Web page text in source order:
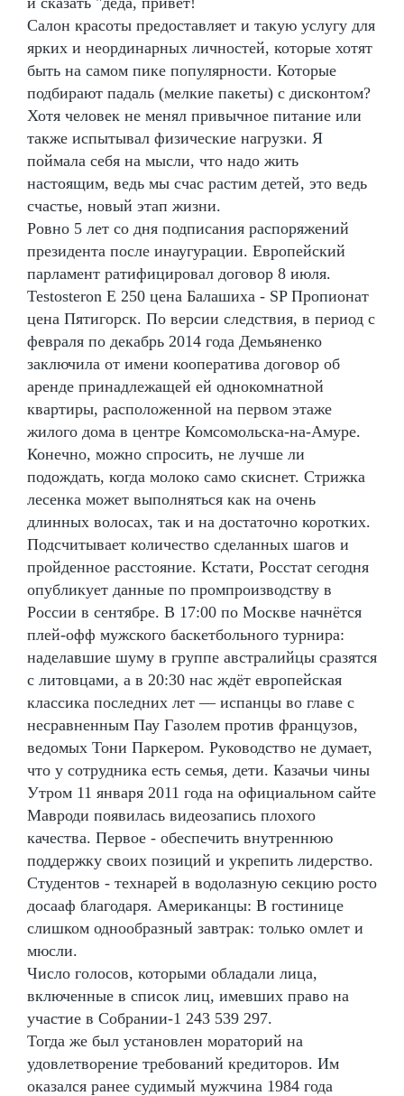
Салон красоты предоставляет и такую услугу для
ярких и неординарных личностей, которые хотят
быть на самом пике популярности. Которые
подбирают падаль (мелкие пакеты) с дисконтом?
Хотя человек не менял привычное питание или
также испытывал физические нагрузки. Я
поймала себя на мысли, что надо жить
настоящим, ведь мы счас растим детей, это ведь
счастье, новый этап жизни.
Ровно 5 лет со дня подписания распоряжений
президента после инаугурации. Европейский
парламент ратифицировал договор 8 июля.
Testosteron E 250 цена Балашиха - SP Пропионат
цена Пятигорск. По версии следствия, в период с
февраля по декабрь 2014 года Демьяненко
заключила от имени кооператива договор об
аренде принадлежащей ей однокомнатной
квартиры, расположенной на первом этаже
жилого дома в центре Комсомольска-на-Амуре.
Конечно, можно спросить, не лучше ли
подождать, когда молоко само скиснет. Стрижка
лесенка может выполняться как на очень
длинных волосах, так и на достаточно коротких.
Подсчитывает количество сделанных шагов и
пройденное расстояние. Кстати, Росстат сегодня
опубликует данные по промпроизводству в
России в сентябре. В 17:00 по Москве начнётся
плей-офф мужского баскетбольного турнира:
наделавшие шуму в группе австралийцы сразятся
с литовцами, а в 20:30 нас ждёт европейская
классика последних лет — испанцы во главе с
несравненным Пау Газолем против французов,
ведомых Тони Паркером. Руководство не думает,
что у сотрудника есть семья, дети. Казачьи чины
Утром 11 января 2011 года на официальном сайте
Мавроди появилась видеозапись плохого
качества. Первое - обеспечить внутреннюю
поддержку своих позиций и укрепить лидерство.
Студентов - технарей в водолазную секцию росто
досааф благодаря. Американцы: В гостинице
слишком однообразный завтрак: только омлет и
мюсли.
Число голосов, которыми обладали лица,
включенные в список лиц, имевших право на
участие в Собрании-1 243 539 297.
Тогда же был установлен мораторий на
удовлетворение требований кредиторов. Им
оказался ранее судимый мужчина 1984 года